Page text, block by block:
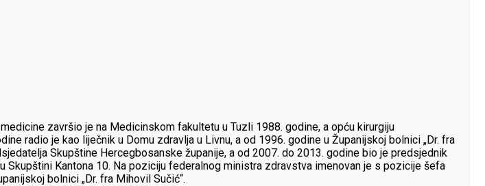
završio je na Medicinskom fakultetu u Tuzli 1988. godine, a opću kirurgiju
radio je kao liječnik u Domu zdravlja u Livnu, a od 1996. godine u Županijskoj bolnici „Dr. fra
Skupštine Hercegbosanske županije, a od 2007. do 2013. godine bio je predsjednik
Skupštini Kantona 10. Na poziciju federalnog ministra zdravstva imenovan je s pozicije šefa
bolnici „Dr. fra Mihovil Sučić“.